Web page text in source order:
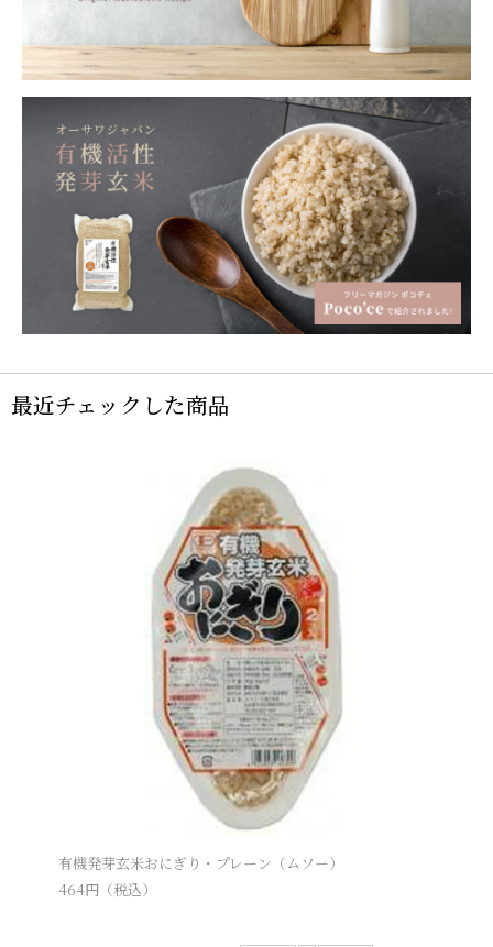
最近チェックした商品
有機発芽玄米おにぎり・プレーン（ムソー）
464円（税込）